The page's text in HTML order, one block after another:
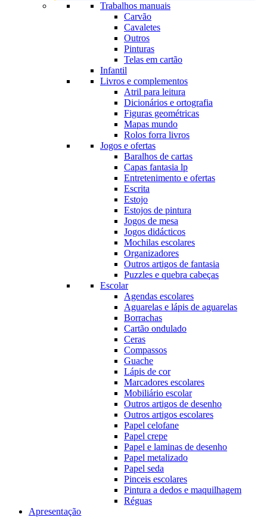
Trabalhos manuais
Carvão
Cavaletes
Outros
Pinturas
Telas em cartão
Infantil
Livros e complementos
Atril para leitura
Dicionários e ortografia
Figuras geométricas
Mapas mundo
Rolos forra livros
Jogos e ofertas
Baralhos de cartas
Capas fantasia lp
Entretenimento e ofertas
Escrita
Estojo
Estojos de pintura
Jogos de mesa
Jogos didácticos
Mochilas escolares
Organizadores
Outros artigos de fantasia
Puzzles e quebra cabeças
Escolar
Agendas escolares
Aguarelas e lápis de aguarelas
Borrachas
Cartão ondulado
Ceras
Compassos
Guache
Lápis de cor
Marcadores escolares
Mobiliário escolar
Outros artigos de desenho
Outros artigos escolares
Papel celofane
Papel crepe
Papel e laminas de desenho
Papel metalizado
Papel seda
Pinceis escolares
Pintura a dedos e maquilhagem
Réguas
Apresentação